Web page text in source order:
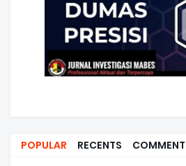
POPULAR RECENTS